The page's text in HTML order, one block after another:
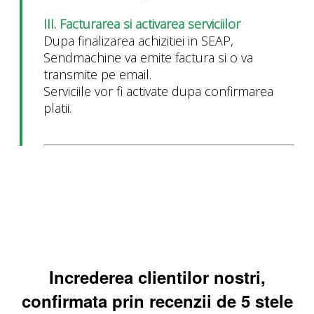
III. Facturarea si activarea serviciilor
Dupa finalizarea achizitiei in SEAP,
Sendmachine va emite factura si o va
transmite pe email.
Serviciile vor fi activate dupa confirmarea
platii.
Increderea clientilor nostri,
confirmata prin recenzii de 5 stele